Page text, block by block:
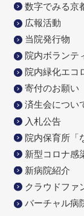
数字でみる京
広報活動
当院発行物
院内ボランテ
院内緑化エコ
寄付のお願い
済生会につい
入札公告
院内保育所「
新型コロナ感
新病院紹介
クラウドファ
バーチャル病